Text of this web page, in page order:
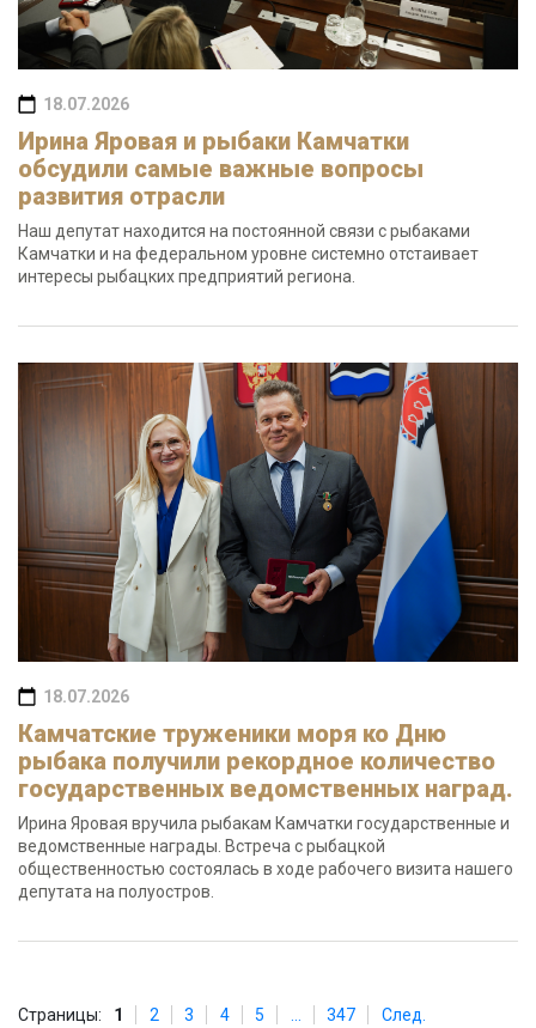
18.07.2026
Ирина Яровая и рыбаки Камчатки
обсудили самые важные вопросы
развития отрасли
Наш депутат находится на постоянной связи с рыбаками
Камчатки и на федеральном уровне системно отстаивает
интересы рыбацких предприятий региона.
18.07.2026
Камчатские труженики моря ко Дню
рыбака получили рекордное количество
государственных ведомственных наград.
Ирина Яровая вручила рыбакам Камчатки государственные и
ведомственные награды. Встреча с рыбацкой
общественностью состоялась в ходе рабочего визита нашего
депутата на полуостров.
Страницы: 1 2 3 4 5 347 След.